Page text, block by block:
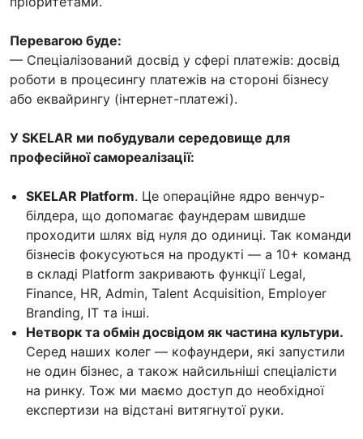
Перевагою буде:
— Спеціалізований досвід у сфері платежів: досвід
роботи в процесингу платежів на стороні бізнесу
або еквайрингу (інтернет-платежі).
У SKELAR ми побудували середовище для
професійної самореалізації:
SKELAR Platform. Це операційне ядро венчур-
білдера, що допомагає фаундерам швидше
проходити шлях від нуля до одиниці. Так команди
бізнесів фокусуються на продукті — а 10+ команд
в складі Platform закривають функції Legal,
Finance, HR, Admin, Talent Acquisition, Employer
Branding, IT та інші.
Нетворк та обмін досвідом як частина культури.
Серед наших колег — кофаундери, які запустили
не один бізнес, а також найсильніші спеціалісти
на ринку. Тож ми маємо доступ до необхідної
експертизи на відстані витягнутої руки.